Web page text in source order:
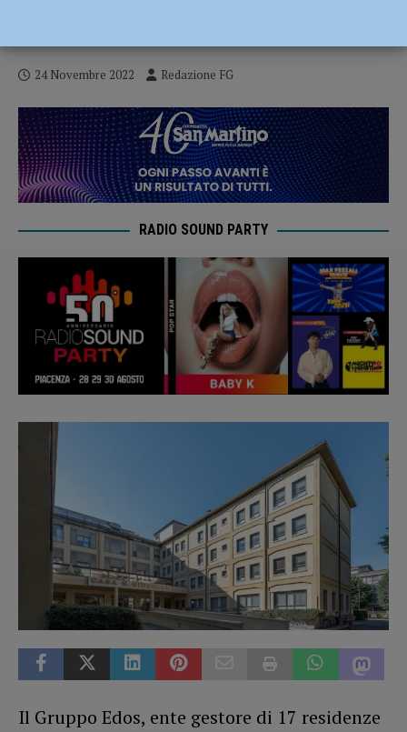
24 Novembre 2022 Redazione FG
RADIO SOUND PARTY
Il Gruppo Edos, ente gestore di 17 residenze